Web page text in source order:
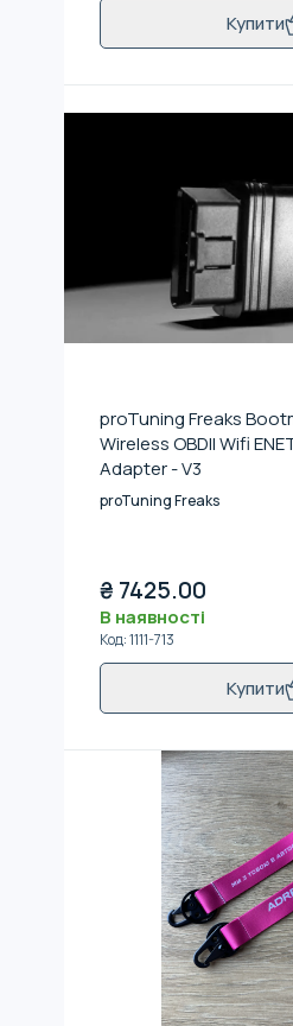
Купити
proTuning Freaks
Wireless OBDII Wifi
Adapter - V3
proTuning Freaks
₴ 7425.00
В наявності
Код:1111-713
Купити